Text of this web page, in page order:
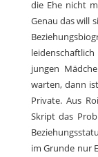
die Ehe nicht
Genau das will
jungen
warten, dann
Private. Aus
Skript das
im Grunde nur